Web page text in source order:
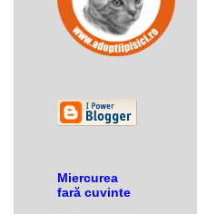
Miercurea
fară cuvinte